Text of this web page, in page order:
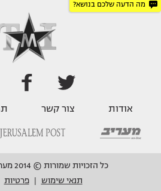
מה הדעה שלכם בנושא?
אודות צור קשר
כל הזכויות שמורות © 2014 מעריב און ליין בע"מ.
תנאי שימוש
פרטיות